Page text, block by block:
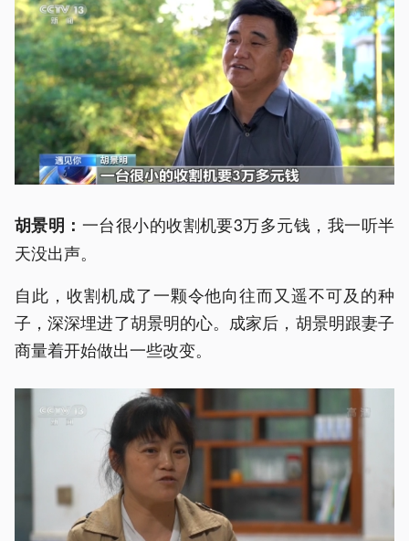
胡景明： 一台很小的收割机要3万多元钱，我一听半
天没出声。
自此，收割机成了一颗令他向往而又遥不可及的种
子，深深埋进了胡景明的心。成家后，胡景明跟妻子
商量着开始做出一些改变。